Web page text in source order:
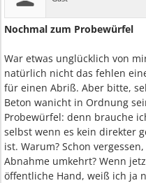
Nochmal zum Probewürfel
War etwas unglücklich von
natürlich nicht das fehlen
für einen Abriß. Aber bitte,
Beton wanicht in Ordnung
Probewürfel: denn brauche
selbst wenn es kein direkter
ist. Warum? Schon
Abnahme umkehrt? Wenn
öffentliche Hand, weiß ich ja